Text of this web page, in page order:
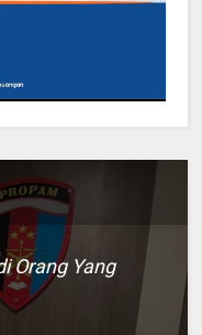
Orang Yang